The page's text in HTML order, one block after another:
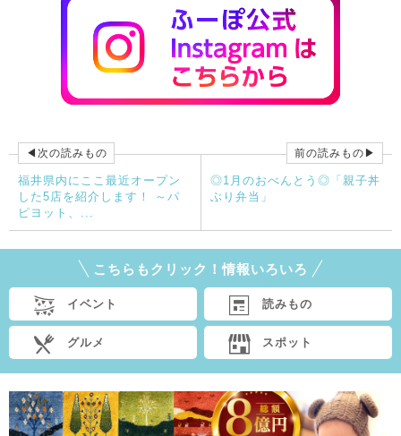
◀次の読みもの
福井県内にここ最近オープン
した5店を紹介します！ ～パ
ピヨット、...
前の読みもの▶
◎1月のおべんとう◎「親子丼
ぶり弁当」
こちらもクリック！情報いろいろ
イベント 読みもの
グルメ スポット